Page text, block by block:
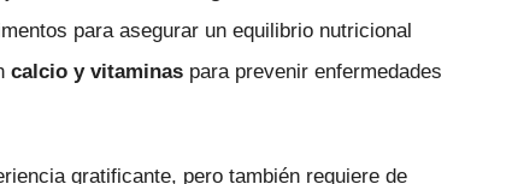
para asegurar un equilibrio nutricional
calcio y vitaminas para prevenir enfermedades
gratificante, pero también requiere de